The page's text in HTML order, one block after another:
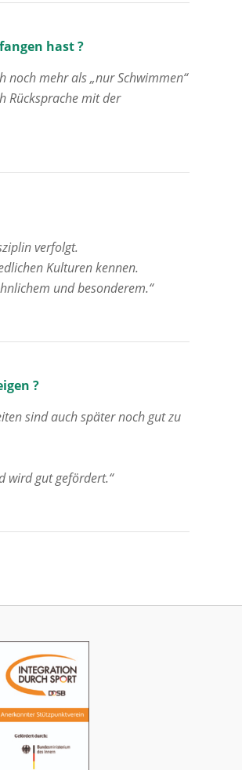
hast ?
noch mehr als „nur Schwimmen“
Rücksprache mit der
verfolgt.
Kulturen kennen.
und besonderem.“
?
sind auch später noch gut zu
wird gut gefördert.“